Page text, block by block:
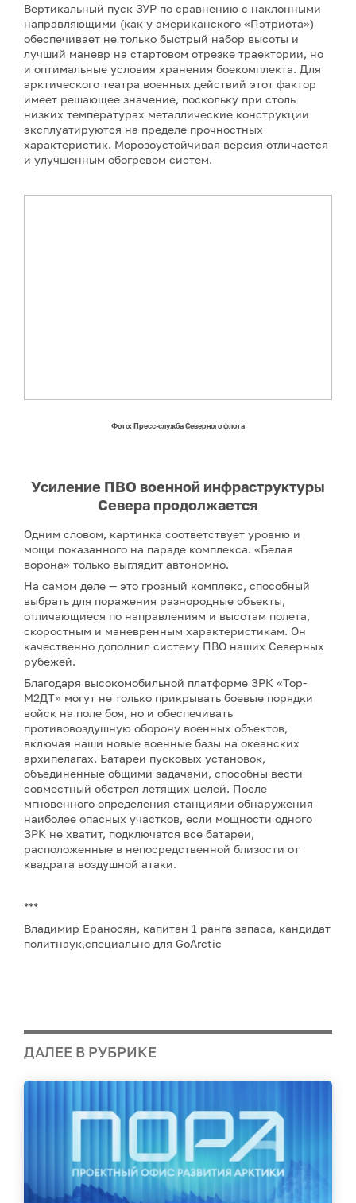
Вертикальный пуск ЗУР по сравнению с наклонными
направляющими (как у американского «Пэтриота»)
обеспечивает не только быстрый набор высоты и
лучший маневр на стартовом отрезке траектории, но
и оптимальные условия хранения боекомплекта. Для
арктического театра военных действий этот фактор
имеет решающее значение, поскольку при столь
низких температурах металлические конструкции
эксплуатируются на пределе прочностных
характеристик. Морозоустойчивая версия отличается
и улучшенным обогревом систем.
Фото: Пресс-служба Северного флота
Усиление ПВО военной инфраструктуры
Севера продолжается
Одним словом, картинка соответствует уровню и
мощи показанного на параде комплекса. «Белая
ворона» только выглядит автономно.
На самом деле — это грозный комплекс, способный
выбрать для поражения разнородные объекты,
отличающиеся по направлениям и высотам полета,
скоростным и маневренным характеристикам. Он
качественно дополнил систему ПВО наших Северных
рубежей.
Благодаря высокомобильной платформе ЗРК «Тор-
М2ДТ» могут не только прикрывать боевые порядки
войск на поле боя, но и обеспечивать
противовоздушную оборону военных объектов,
включая наши новые военные базы на океанских
архипелагах. Батареи пусковых установок,
объединенные общими задачами, способны вести
совместный обстрел летящих целей. После
мгновенного определения станциями обнаружения
наиболее опасных участков, если мощности одного
ЗРК не хватит, подключатся все батареи,
расположенные в непосредственной близости от
квадрата воздушной атаки.
***
Владимир Ераносян, капитан 1 ранга запаса, кандидат
политнаук,специально для GoArctic
ДАЛЕЕ В РУБРИКЕ